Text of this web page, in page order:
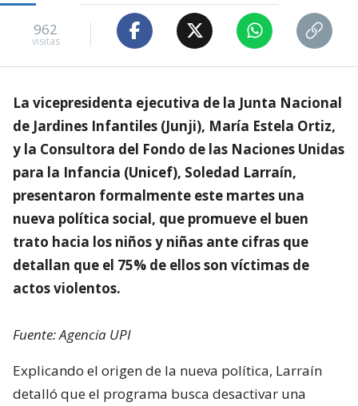
962
visitas
La vicepresidenta ejecutiva de la Junta Nacional
de Jardines Infantiles (Junji), María Estela Ortiz,
y la Consultora del Fondo de las Naciones Unidas
para la Infancia (Unicef), Soledad Larraín,
presentaron formalmente este martes una
nueva política social, que promueve el buen
trato hacia los niños y niñas ante cifras que
detallan que el 75% de ellos son víctimas de
actos violentos.
Fuente: Agencia UPI
Explicando el origen de la nueva política, Larraín
detalló que el programa busca desactivar una